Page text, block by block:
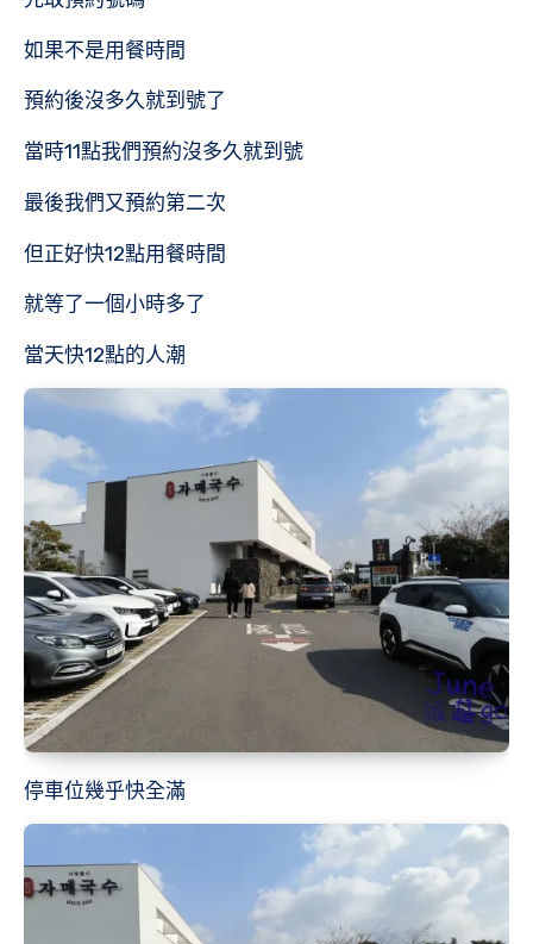
如果不是用餐時間
預約後沒多久就到號了
當時11點我們預約沒多久就到號
最後我們又預約第二次
但正好快12點用餐時間
就等了一個小時多了
當天快12點的人潮
停車位幾乎快全滿